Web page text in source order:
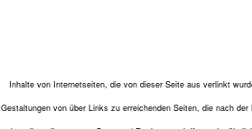
Inhalte von Internetseiten, die von dieser Seite aus verlinkt
Gestaltungen von über Links zu erreichenden Seiten, die nach